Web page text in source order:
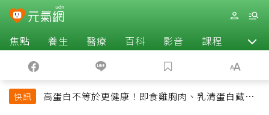
焦點 養生 醫療 百科 影音 課程 退休
快訊
高蛋白不等於更健康！即食雞胸肉、乳清蛋白藏陷